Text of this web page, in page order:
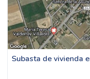
Subasta de vivienda